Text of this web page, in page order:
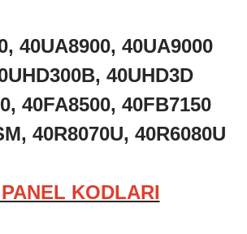
40UA8900, 40UA9000
40UHD3D
40FA8500, 40FB7150
40R8070U, 40R6080U
KODLARI